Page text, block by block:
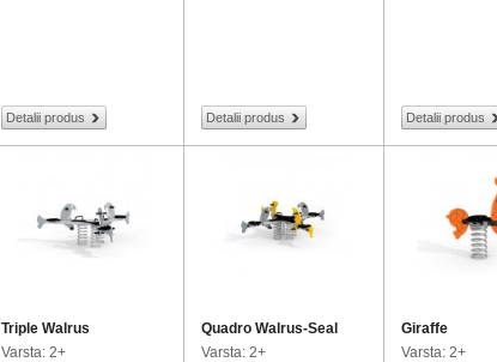
Detalii produs Detalii produs Detalii produs
Triple Walrus
Varsta: 2+
Quadro Walrus-Seal
Varsta: 2+
Giraffe
Varsta: 2+